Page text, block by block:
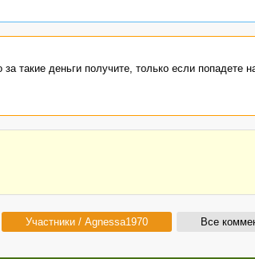
такие деньги получите, только если попадете
Участники / Agnessa1970 Все